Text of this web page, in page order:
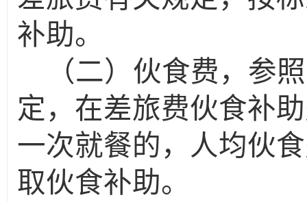
补助。
（二）伙食费，参
定，在差旅费伙食补
一次就餐的，人均伙
取伙食补助。